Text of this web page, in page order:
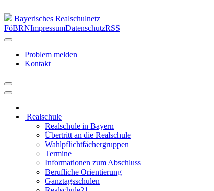
Bayerisches Realschulnetz
FöBRNImpressumDatenschutzRSS
Problem melden
Kontakt
Realschule
Realschule in Bayern
Übertritt an die Realschule
Wahlpflichtfächergruppen
Termine
Informationen zum Abschluss
Berufliche Orientierung
Ganztagsschulen